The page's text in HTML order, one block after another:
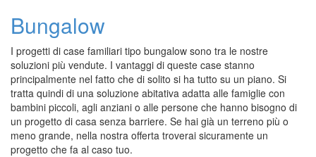
Bungalow
I progetti di case familiari tipo bungalow sono tra le nostre
soluzioni più vendute. I vantaggi di queste case stanno
principalmente nel fatto che di solito si ha tutto su un piano. Si
tratta quindi di una soluzione abitativa adatta alle famiglie con
bambini piccoli, agli anziani o alle persone che hanno bisogno di
un progetto di casa senza barriere. Se hai già un terreno più o
meno grande, nella nostra offerta troverai sicuramente un
progetto che fa al caso tuo.